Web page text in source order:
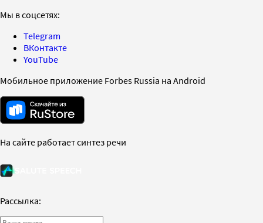
Мы в соцсетях:
Telegram
ВКонтакте
YouTube
Мобильное приложение Forbes Russia на Android
На сайте работает синтез речи
Рассылка: